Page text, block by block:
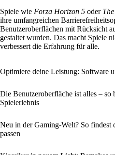
Spiele wie Forza Horizon 5 oder
ihre umfangreichen
Benutzeroberflächen mit Rücksicht
gestaltet wurden. Das macht Spiele
verbessert die Erfahrung für alle.
Optimiere deine Leistung: Software
Die Benutzeroberfläche ist alles – so
Spielerlebnis
Neu in der Gaming-Welt? So findest
passen